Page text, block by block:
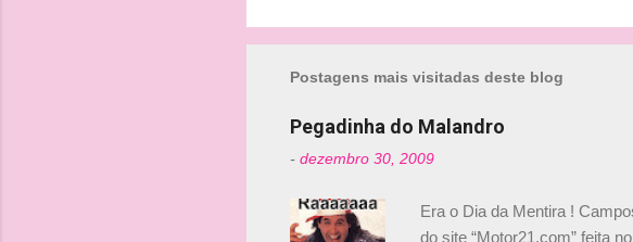
Postagens mais visitadas deste blog
Pegadinha do Malandro
- dezembro 30, 2009
Era o Dia da Mentira !
do site “Motor21.com” feita